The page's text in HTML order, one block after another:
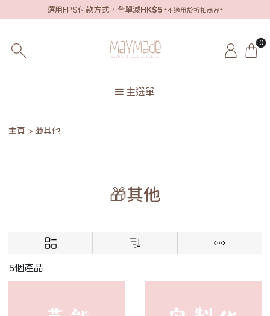
選用FPS付款方式，全單減HK$5 *不適用於折扣商品*
0
主選單
主頁 🎁其他
🎁其他
5個產品